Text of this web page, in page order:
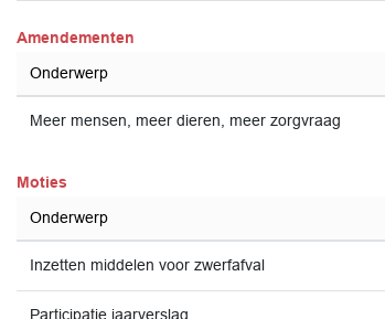
Amendementen
Onderwerp
Meer mensen, meer dieren, meer zorgvraag
Moties
Onderwerp
Inzetten middelen voor zwerfafval
Participatie jaarverslag